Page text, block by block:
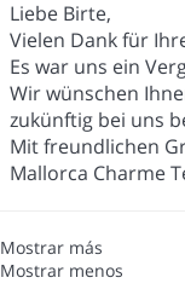
Liebe Birte,
Vielen Dank für
Es war uns ein
Wir wünschen
zukünftig bei uns
Mit freundlichen
Mallorca Charme
Mostrar más
Mostrar menos